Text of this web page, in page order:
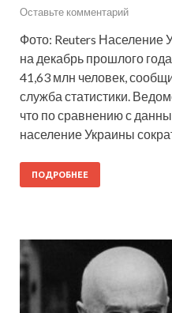
Оставьте комментарий
Фото: Reuters Население
на декабрь прошлого
41,63 млн человек,
служба статистики.
что по сравнению с
население Украины
ПОДРОБНЕЕ